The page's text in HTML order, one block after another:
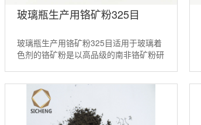
玻璃瓶生产用铬矿粉325目
玻璃瓶生产用铬矿粉325目适用于玻璃着
色剂的铬矿粉是以高品级的南非铬矿粉研